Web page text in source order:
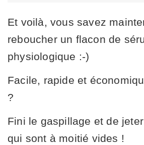
Et voilà, vous savez
reboucher un flacon de
physiologique :-)
Facile, rapide et
?
Fini le gaspillage et de
qui sont à moitié vides !